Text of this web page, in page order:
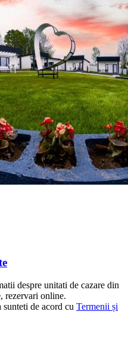
despre unitati de cazare din
rezervari online.
de acord cu Termenii și